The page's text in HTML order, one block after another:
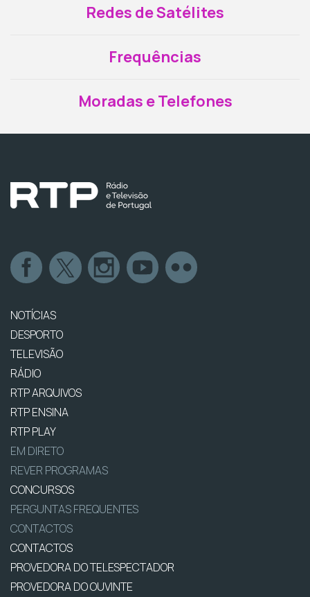
Redes de Satélites
Frequências
Moradas e Telefones
NOTÍCIAS
DESPORTO
TELEVISÃO
RÁDIO
RTP ARQUIVOS
RTP ENSINA
RTP PLAY
EM DIRETO
REVER PROGRAMAS
CONCURSOS
PERGUNTAS FREQUENTES
CONTACTOS
CONTACTOS
PROVEDORA DO TELESPECTADOR
PROVEDORA DO OUVINTE